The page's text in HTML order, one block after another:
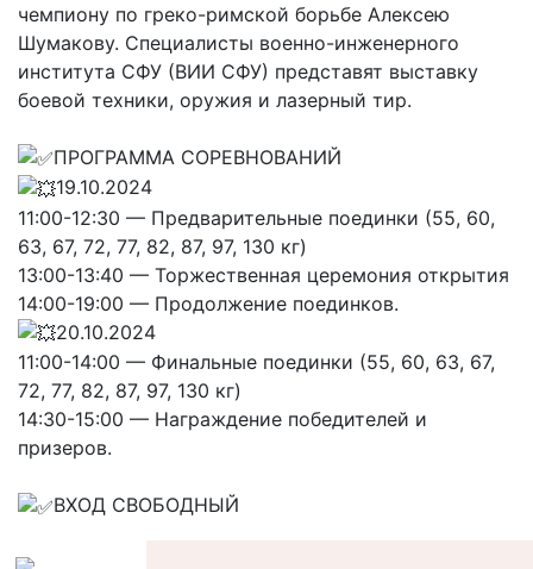
чемпиону по греко-римской борьбе Алексею
Шумакову. Специалисты военно-инженерного
института СФУ (ВИИ СФУ) представят выставку
боевой техники, оружия и лазерный тир.
ПРОГРАММА СОРЕВНОВАНИЙ
19.10.2024
11:00-12:30 — Предварительные поединки (55, 60,
63, 67, 72, 77, 82, 87, 97, 130 кг)
13:00-13:40 — Торжественная церемония открытия
14:00-19:00 — Продолжение поединков.
20.10.2024
11:00-14:00 — Финальные поединки (55, 60, 63, 67,
72, 77, 82, 87, 97, 130 кг)
14:30-15:00 — Награждение победителей и
призеров.
ВХОД СВОБОДНЫЙ